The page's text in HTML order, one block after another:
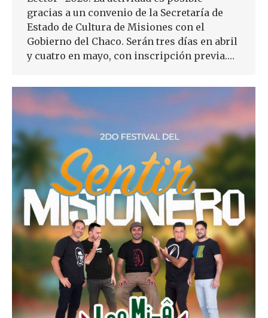
gracias a un convenio de la Secretaría de
Estado de Cultura de Misiones con el
Gobierno del Chaco. Serán tres días en abril
y cuatro en mayo, con inscripción previa.…